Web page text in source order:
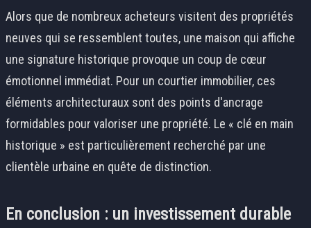
Alors que de nombreux acheteurs visitent des propriétés
neuves qui se ressemblent toutes, une maison qui affiche
une signature historique provoque un coup de cœur
émotionnel immédiat. Pour un courtier immobilier, ces
éléments architecturaux sont des points d'ancrage
formidables pour valoriser une propriété. Le « clé en main
historique » est particulièrement recherché par une
clientèle urbaine en quête de distinction.
En conclusion : un investissement durable